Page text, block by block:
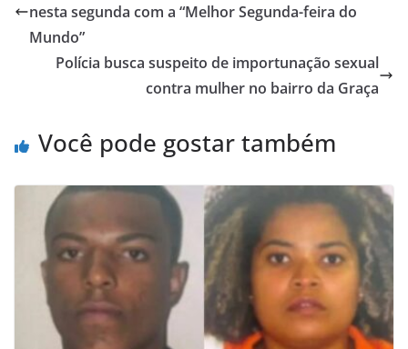
nesta segunda com a “Melhor Segunda-feira do
Mundo”
Polícia busca suspeito de importunação sexual
contra mulher no bairro da Graça
Você pode gostar também